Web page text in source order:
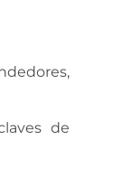
de